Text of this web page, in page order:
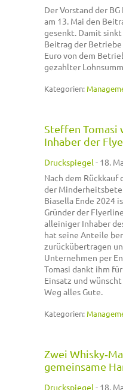
Der Vorstand der
am 13. Mai den
gesenkt. Damit
Beitrag der
Euro von dem
gezahlter
Kategorien:
Steffen Tomasi
Inhaber der
Druckspiegel - 18.
Nach dem Rückkauf
der
Biasella Ende 2024
Gründer der
alleiniger Inhaber
hat seine Anteile
zurückübertragen
Unternehmen per
Tomasi dankt ihm
Einsatz und
Weg alles Gute.
Kategorien:
Zwei
gemeinsame
Druckspiegel - 18.